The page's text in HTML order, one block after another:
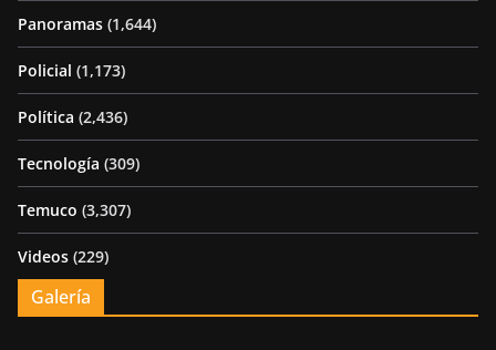
Panoramas (1,644)
Policial (1,173)
Política (2,436)
Tecnología (309)
Temuco (3,307)
Videos (229)
Galería